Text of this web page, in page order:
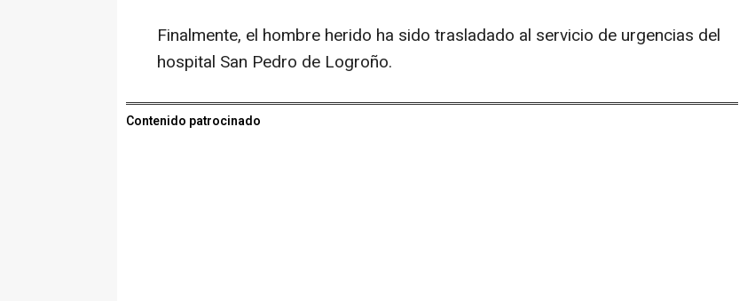
Finalmente, el hombre herido ha sido trasladado al servicio de urgencias del
hospital San Pedro de Logroño.
Contenido patrocinado